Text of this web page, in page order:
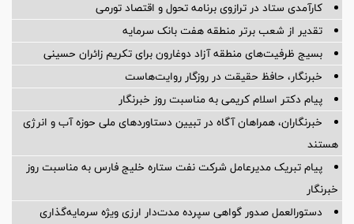
کارآمدی ستاد در ترازوی برنامه تحول و اقتصاد تورمی
تقدیر از شعب برتر منطقه هفت بانک سرمایه
بسیج ظرفیت‌های منطقه آزاد دوغارون برای تکریم زائران حسینی
خبرنگار، حافظ حقیقت در روزگار روایت‌هاست
پیام دکتر اسلام کریمی به مناسبت روز خبرنگار
خبرنگاران، همراهان آگاه در تبیین دستاوردهای ملی حوزه آب و انرژی
هستند
پیام تبریک مدیرعامل شرکت نفت ستاره خلیج فارس به مناسبت روز
خبرنگار
دستورالعمل صدور گواهی سپرده مدت‌دار ارزی ویژه سرمایه‌گذاری